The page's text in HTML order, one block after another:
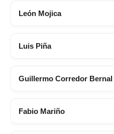
León Mojica
Luis Piña
Guillermo Corredor Bernal
Fabio Mariño